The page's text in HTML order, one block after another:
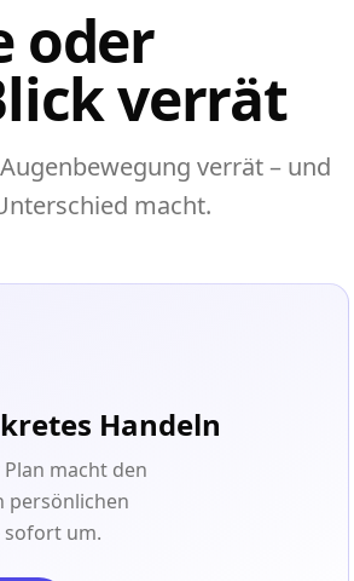
oder
verrät
verrät – und
macht.
Handeln
macht den
persönlichen
sofort um.